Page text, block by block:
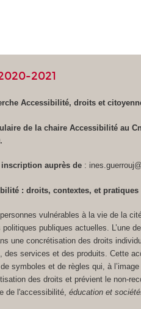
2021
Accessibilité, droits et
de la chaire Accessibilité au
auprès de :
: droits, contextes, et pratiques
vulnérables à la vie de la
publiques actuelles. L’une
une concrétisation des droits
des services et des produits. Cette
symboles et de règles qui, à l’image
des droits et prévient le non-
de l'accessibilité,éducation et